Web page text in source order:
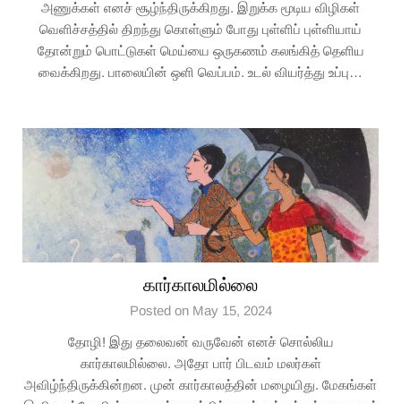
அணுக்கள் எனச் சூழ்ந்திருக்கிறது. இறுக்க மூடிய விழிகள்
வெளிச்சத்தில் திறந்து கொள்ளும் போது புள்ளிப் புள்ளியாய்
தோன்றும் பொட்டுகள் மெய்யை ஒருகணம் கலங்கித் தெளிய
வைக்கிறது. பாலையின் ஒளி வெப்பம். உடல் வியர்த்து உப்பு…
கார்காலமில்லை
Posted on May 15, 2024
தோழி! இது தலைவன் வருவேன் எனச் சொல்லிய
கார்காலமில்லை. அதோ பார் பிடவம் மலர்கள்
அவிழ்ந்திருக்கின்றன. முன் கார்காலத்தின் மழையிது. மேகங்கள்